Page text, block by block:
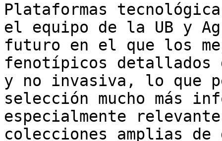
Plataformas
el equipo de la UB y
futuro en el que los
fenotípicos detallados
y no invasiva, lo que
selección mucho más
especialmente
colecciones amplias de